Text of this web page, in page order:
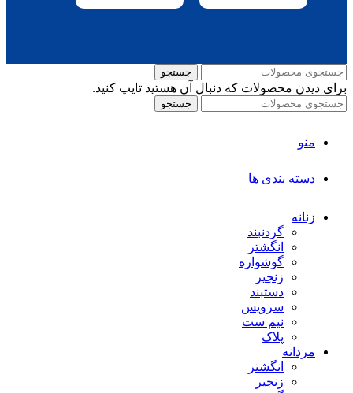
جستجو
برای دیدن محصولات که دنبال آن هستید تایپ کنید.
جستجو
منو
دسته بندی ها
زنانه
گردنبند
انگشتر
گوشواره
زنجیر
دستبند
سرویس
نیم ست
پلاک
مردانه
انگشتر
زنجیر